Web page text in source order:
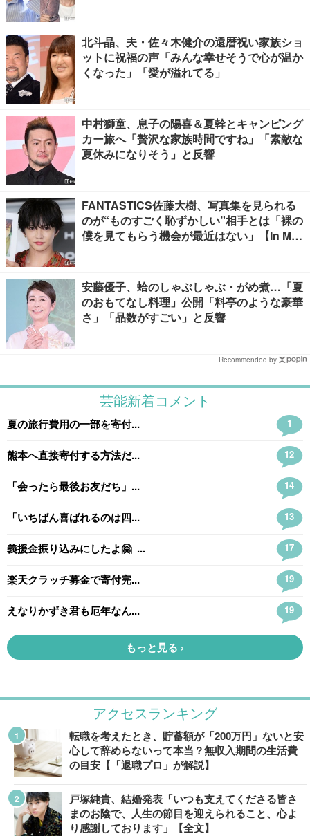
北斗晶、夫・佐々木健介の還暦祝い家族ショ
ットに祝福の声「みんな幸せそうで心が温か
くなった」「愛が溢れてる」
中村獅童、息子の陽喜＆夏幹とキャンピング
カー旅へ「贅沢な家族時間ですね」「素敵な
夏休みになりそう」と反響
FANTASTICS佐藤大樹、写真集を見られる
のが“ものすごく恥ずかしい”相手とは「裸の
僕を見てもらう機会が最近はない」【In Moti
安藤優子、蛤のしゃぶしゃぶ・がめ煮…「夏
のおもてなし料理」公開「料亭のような豪華
さ」「品数がすごい」と反響
Recommended by
アクセスランキング
転職を考えたとき、貯蓄額が「200万円」ないと安
心して辞めらないって本当？無収入期間の生活費
の目安【「退職プロ」が解説】
戸塚純貴、結婚発表「いつも支えてくださる皆さ
まのお陰で、人生の節目を迎えられること、心よ
り感謝しております」【全文】